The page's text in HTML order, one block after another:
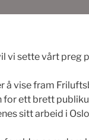
vi sette vårt
vise fram
for ett brett
sitt arbeid i